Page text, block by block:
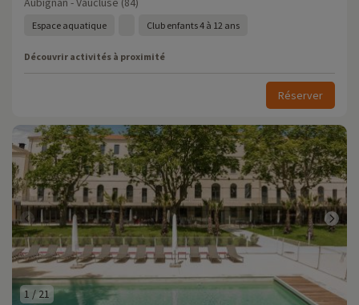
Espace aquatique Club enfants 4 à 12 ans
Découvrir activités à proximité
Réserver
1 / 21